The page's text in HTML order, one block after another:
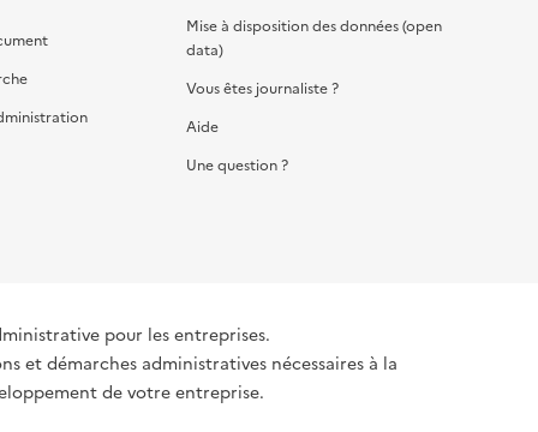
Mise à disposition des données (open
data)
Vous êtes journaliste ?
Aide
Une question ?
pour les entreprises.
et démarches administratives nécessaires à la
de votre entreprise.